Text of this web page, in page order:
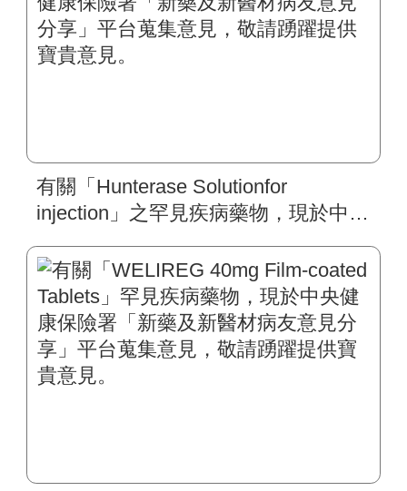
有關「Hunterase Solutionfor
injection」之罕見疾病藥物，現於中央
分享」平台蒐集意見，敬請踴躍提供
寶貴意見。